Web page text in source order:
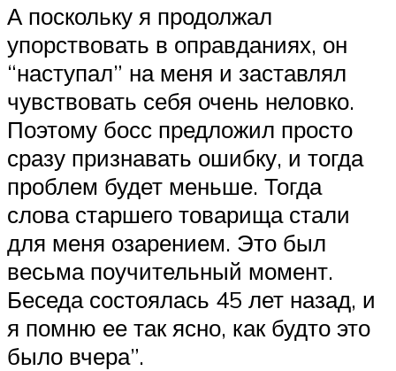
А поскольку я продолжал
упорствовать в оправданиях, он
“наступал” на меня и заставлял
чувствовать себя очень неловко.
Поэтому босс предложил просто
сразу признавать ошибку, и тогда
проблем будет меньше. Тогда
слова старшего товарища стали
для меня озарением. Это был
весьма поучительный момент.
Беседа состоялась 45 лет назад, и
я помню ее так ясно, как будто это
было вчера”.